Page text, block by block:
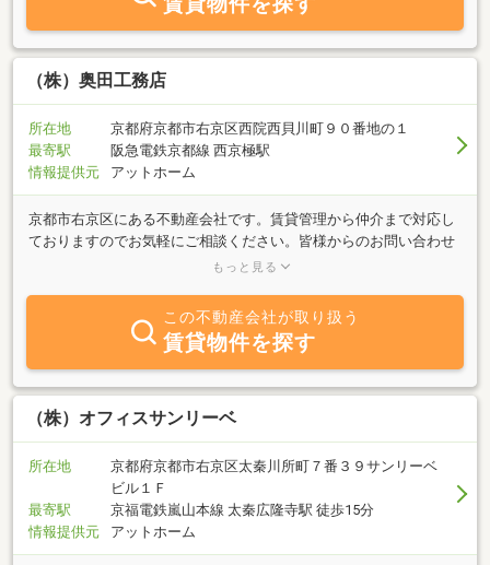
（株）奥田工務店
所在地
京都府京都市右京区西院西貝川町９０番地の１
最寄駅
阪急電鉄京都線 西京極駅
情報提供元
アットホーム
京都市右京区にある不動産会社です。賃貸管理から仲介まで対応し
ておりますのでお気軽にご相談ください。皆様からのお問い合わせ
心よりお待ちしております。お問い合わせは080-8306-2680にお願
もっと見る
この不動産会社が取り扱う
賃貸物件を探す
（株）オフィスサンリーベ
所在地
京都府京都市右京区太秦川所町７番３９サンリーベ
ビル１Ｆ
最寄駅
京福電鉄嵐山本線 太秦広隆寺駅 徒歩15分
情報提供元
アットホーム